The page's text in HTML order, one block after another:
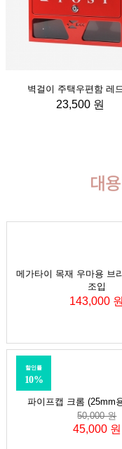
벽걸이 주택우편함 레
23,500 원
메가타이 목재 우마용 브
조입
143,000 원
파이프캡 크롬 (25mm
할인률
10%
50,000 원
45,000 원